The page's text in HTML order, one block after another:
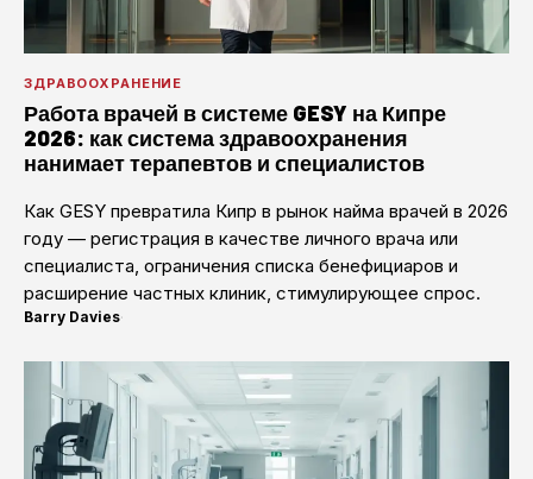
ЗДРАВООХРАНЕНИЕ
Работа врачей в системе GESY на Кипре
2026: как система здравоохранения
нанимает терапевтов и специалистов
Как GESY превратила Кипр в рынок найма врачей в 2026
году — регистрация в качестве личного врача или
специалиста, ограничения списка бенефициаров и
расширение частных клиник, стимулирующее спрос.
Barry Davies·